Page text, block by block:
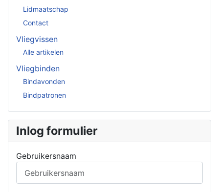
Lidmaatschap
Contact
Vliegvissen
Alle artikelen
Vliegbinden
Bindavonden
Bindpatronen
Inlog formulier
Gebruikersnaam